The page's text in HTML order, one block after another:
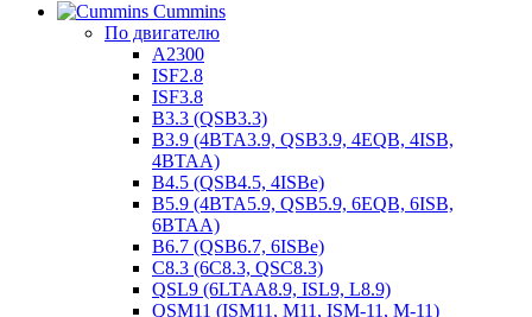
Cummins
По двигателю
A2300
ISF2.8
ISF3.8
B3.3 (QSB3.3)
B3.9 (4BTA3.9, QSB3.9, 4EQB, 4ISB,
4BTAA)
B4.5 (QSB4.5, 4ISBe)
B5.9 (4BTA5.9, QSB5.9, 6EQB, 6ISB,
6BTAA)
B6.7 (QSB6.7, 6ISBe)
C8.3 (6C8.3, QSC8.3)
QSL9 (6LTAA8.9, ISL9, L8.9)
QSM11 (ISM11, M11, ISM-11, M-11)